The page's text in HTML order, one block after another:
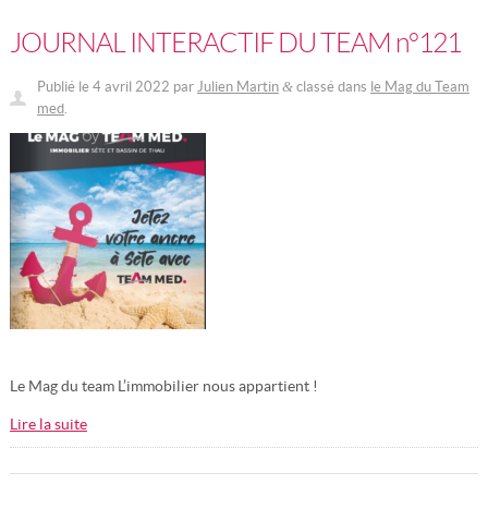
JOURNAL INTERACTIF DU TEAM n°121
Publié le 4 avril 2022 par Julien Martin &classé dans le Mag du Team
med.
Le Mag du team L’immobilier nous appartient !
Lire la suite